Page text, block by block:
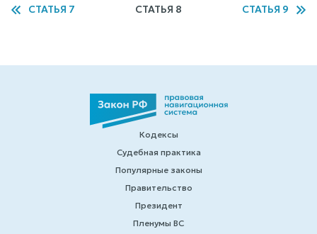
СТАТЬЯ 7 СТАТЬЯ 8 СТАТЬЯ 9
Кодексы
Судебная практика
Популярные законы
Правительство
Президент
Пленумы ВС